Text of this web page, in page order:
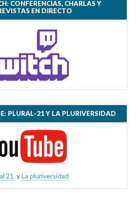
CONFERENCIAS, CHARLAS Y
EN DIRECTO
PLURAL-21 Y LA PLURIVERSIDAD
21 yLa pluriversidad